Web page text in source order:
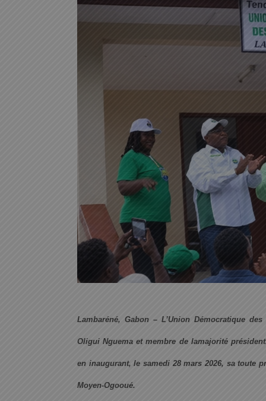
Lambaréné, Gabon – L’Union Démocratique
Oligui Nguema et membre de lamajorité
en inaugurant, le samedi 28 mars 2026, sa toute
Moyen-Ogooué.